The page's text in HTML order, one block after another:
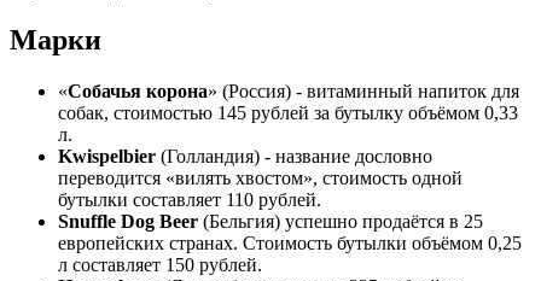
Марки
«Собачья корона» (Россия) - витаминный напиток для
собак, стоимостью 145 рублей за бутылку объёмом 0,33
л.
Kwispelbier (Голландия) - название дословно
переводится «вилять хвостом», стоимость одной
бутылки составляет 110 рублей.
Snuffle Dog Beer (Бельгия) успешно продаётся в 25
европейских странах. Стоимость бутылки объёмом 0,25
л составляет 150 рублей.